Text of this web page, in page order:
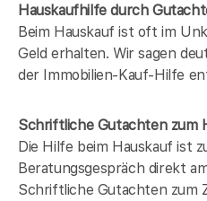
Hauskaufhilfe durch
Beim Hauskauf ist oft im
Geld erhalten. Wir sagen
der Immobilien-Kauf-Hilfe
Schriftliche Gutachten zum
Die Hilfe beim Hauskauf ist
Beratungsgespräch direkt
Schriftliche Gutachten zum